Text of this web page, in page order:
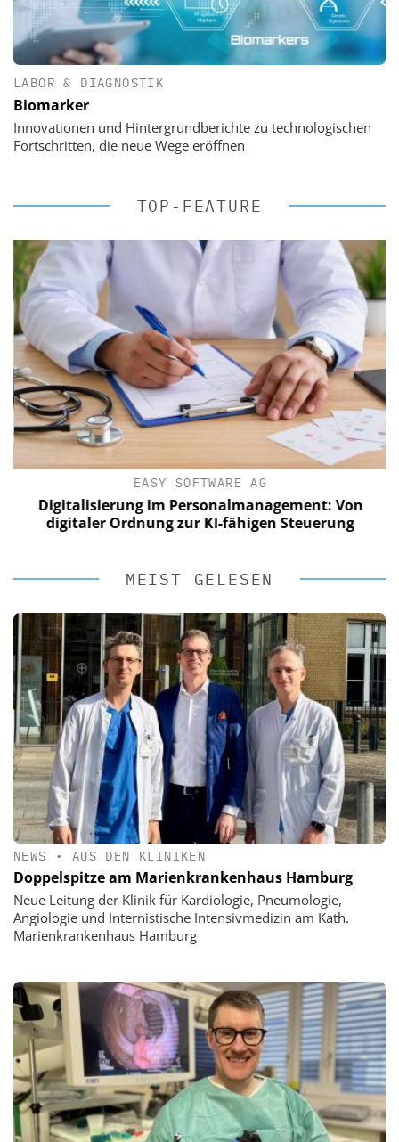
LABOR & DIAGNOSTIK
Biomarker
Innovationen und Hintergrundberichte zu technologischen
Fortschritten, die neue Wege eröffnen
TOP-FEATURE
EASY SOFTWARE AG
Digitalisierung im Personalmanagement: Von
digitaler Ordnung zur KI-fähigen Steuerung
MEIST GELESEN
NEWS • AUS DEN KLINIKEN
Doppelspitze am Marienkrankenhaus Hamburg
Neue Leitung der Klinik für Kardiologie, Pneumologie,
Angiologie und Internistische Intensivmedizin am Kath.
Marienkrankenhaus Hamburg